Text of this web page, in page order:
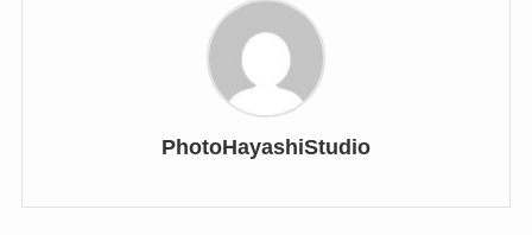
PhotoHayashiStudio